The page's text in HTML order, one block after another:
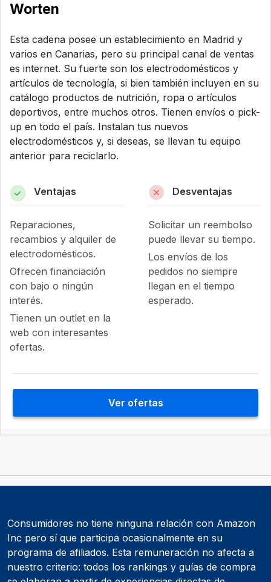
Worten
Esta cadena posee un establecimiento en Madrid y
varios en Canarias, pero su principal canal de ventas
es internet. Su fuerte son los electrodomésticos y
artículos de tecnología, si bien también incluyen en su
catálogo productos de nutrición, ropa o artículos
deportivos, entre muchos otros. Tienen envíos o pick-
up en todo el país. Instalan tus nuevos
electrodomésticos y, si deseas, se llevan tu equipo
anterior para reciclarlo.
Ventajas
Reparaciones,
recambios y alquiler de
electrodomésticos.
Ofrecen financiación
con bajo o ningún
interés.
Tienen un outlet en la
web con interesantes
ofertas.
Desventajas
Solicitar un reembolso
puede llevar su tiempo.
Los envíos de los
pedidos no siempre
llegan en el tiempo
esperado.
Ver ofertas
Consumidores no tiene ninguna relación con Amazon
Inc pero sí que participa ocasionalmente en su
programa de afiliados. Esta remuneración no afecta a
nuestro criterio: todos los rankings y guías de compra